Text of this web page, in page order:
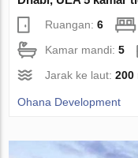
Ruangan:6
Kamar mandi:5
Jarak ke laut:200
Ohana Development